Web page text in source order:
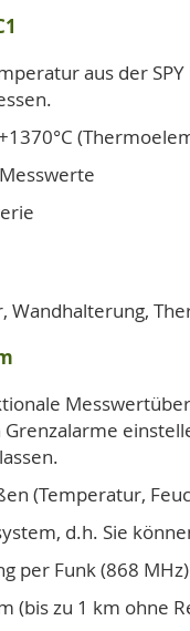
aus der
Wandhalterung,
(Temperatur,
d.h. Sie
per Funk (868 MHz)
(bis zu 1 km ohne